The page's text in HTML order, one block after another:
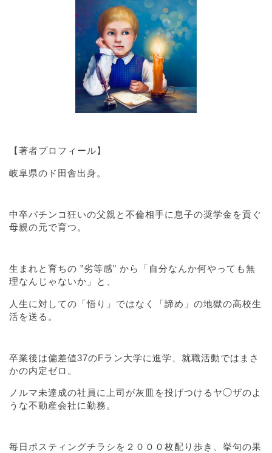
【著者プロフィール】
岐阜県のド田舎出身。
中卒パチンコ狂いの父親と不倫相手に息子の奨学金を貢ぐ
母親の元で育つ。
生まれと育ちの ”劣等感” から「自分なんか何やっても無
理なんじゃないか」と、
人生に対しての「悟り」ではなく「諦め」の地獄の高校生
活を送る。
卒業後は偏差値37のFラン大学に進学、就職活動ではまさ
かの内定ゼロ。
ノルマ未達成の社員に上司が灰皿を投げつけるヤ◯ザのよ
うな不動産会社に勤務。
毎日ポスティングチラシを２０００枚配り歩き、挙句の果